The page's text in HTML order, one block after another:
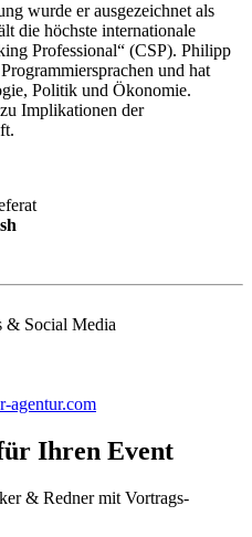
wurde er ausgezeichnet als
die höchste internationale
Professional“ (CSP). Philipp
und hat
Politik und Ökonomie.
Implikationen der
& Social Media
agentur.com
Ihren Event
& Redner mit Vortrags-